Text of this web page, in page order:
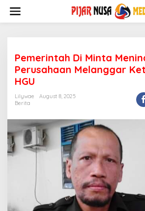
content
Pemerintah Di Minta
Perusahaan Melanggar
HGU
Lilywae
August 8, 2025
Berita